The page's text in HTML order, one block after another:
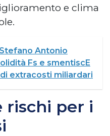
e clima
Stefano Antonio
Fs e smentiscE
extracosti miliardari
rischi per i